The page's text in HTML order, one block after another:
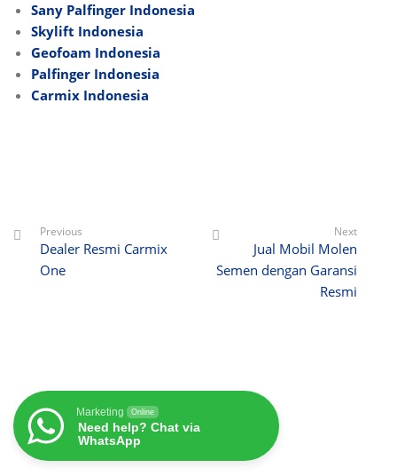
Sany Palfinger Indonesia
Skylift Indonesia
Geofoam Indonesia
Palfinger Indonesia
Carmix Indonesia
Previous
Dealer Resmi Carmix
One
Next
Jual Mobil Molen
Semen dengan Garansi
Resmi
Marketing Online
Need help? Chat via
WhatsApp